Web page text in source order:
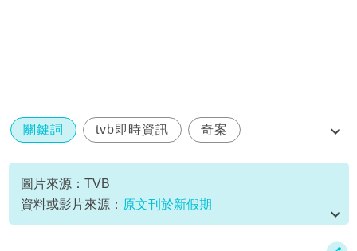
關鍵詞 tvb即時資訊 奇案
師傅點算
阿倔
圖片來源：TVB
資料或影片來源： 原文刊於新假期